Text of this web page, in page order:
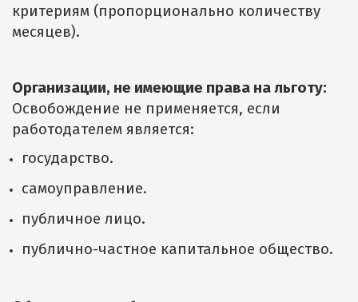
критериям (пропорционально количеству
месяцев).
Организации, не имеющие права на льготу:
Освобождение не применяется, если
работодателем является:
государство.
самоуправление.
публичное лицо.
публично-частное капитальное общество.